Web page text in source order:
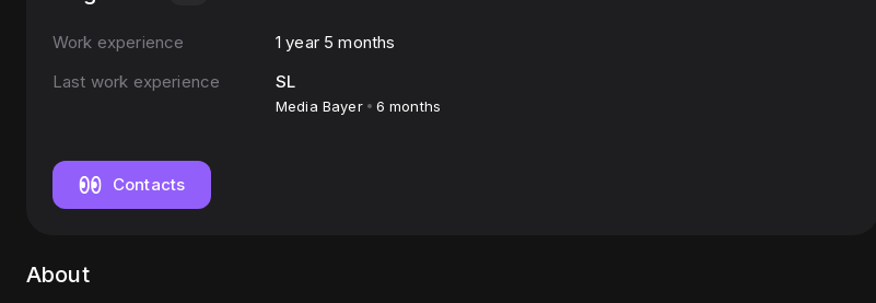
Work experience
1 year 5 months
Last work experience
SL
Media Bayer 6 months
Contacts
About